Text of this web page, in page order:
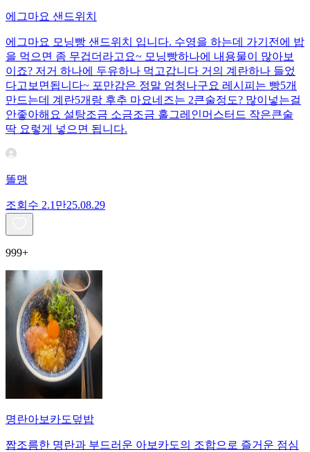
에그마요 샌드위치
에그마요 모닝빵 샌드위치 입니다. 수영을 하는데 가기전에 밥
을 먹으면 좀 무겁더라고요~ 모닝빵하나에 내용물이 많아보
이죠? 저거 하나에 두유하나 먹고갑니다 거의 계란하나 들었
다고보면됩니다~ 포만감은 정말 엄청나구요 레시피는 빵5개
만드는데 계란5개랑 후추 마요네즈는 2큰술정도? 많이넣는걸
안좋아해요 설탕조금 소금조금 홀그레인머스터드 작은큰술
딱 요렇게 넣으면 됩니다.
똘맹
조회수 2.1만25.08.29
999+
명란아보카도덮밥
짭조름한 명란과 부드러운 아보카도의 조합으로 즐거운 점심